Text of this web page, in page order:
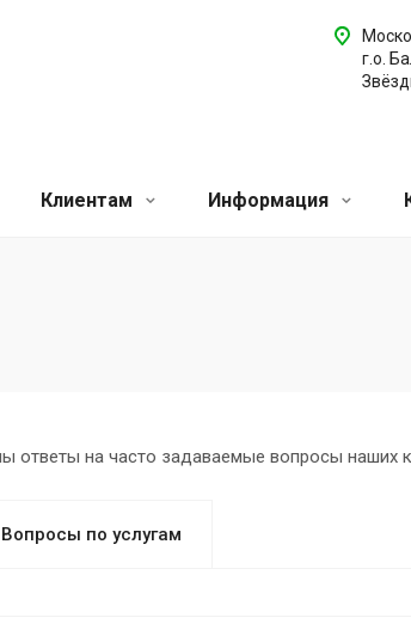
г.о.
Клиентам Информация
ответы на часто задаваемые вопросы наших
Вопросы по услугам